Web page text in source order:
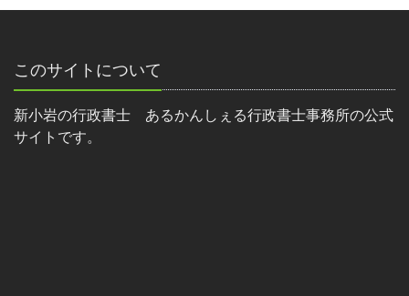
このサイトについて
新小岩の行政書士 あるかんしぇる行政書士事務所の公式
サイトです。